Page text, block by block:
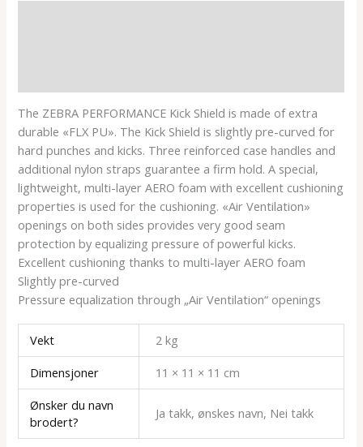
The ZEBRA PERFORMANCE Kick Shield is made of extra
durable «FLX PU». The Kick Shield is slightly pre-curved for
hard punches and kicks. Three reinforced case handles and
additional nylon straps guarantee a firm hold. A special,
lightweight, multi-layer AERO foam with excellent cushioning
properties is used for the cushioning. «Air Ventilation»
openings on both sides provides very good seam
protection by equalizing pressure of powerful kicks.
Excellent cushioning thanks to multi-layer AERO foam
Slightly pre-curved
Pressure equalization through „Air Ventilation“ openings
Vekt
2 kg
Dimensjoner
11 × 11 × 11 cm
Ønsker du navn
brodert?
Ja takk, ønskes navn, Nei takk